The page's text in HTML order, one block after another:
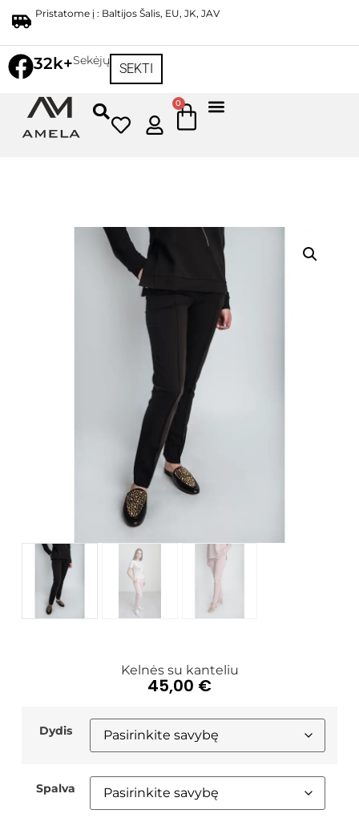
Pristatome į : Baltijos Šalis, EU, JK, JAV
32k+Sekėjų
SEKTI
0
Kelnės su kanteliu
45,00 €
Dydis
Spalva